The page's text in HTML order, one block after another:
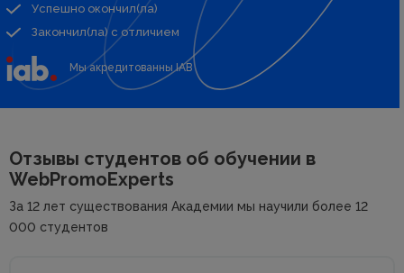
Успешно окончил(ла)
Закончил(ла) с отличием
Мы акредитованны IAB
Отзывы студентов об обучении в
WebPromoExperts
За 12 лет существования Академии мы научили более 12
000 студентов